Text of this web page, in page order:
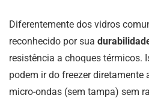
Diferentemente dos vidros
reconhecido por sua
resistência a choques térmicos.
podem ir do freezer
micro-ondas (sem tampa) sem